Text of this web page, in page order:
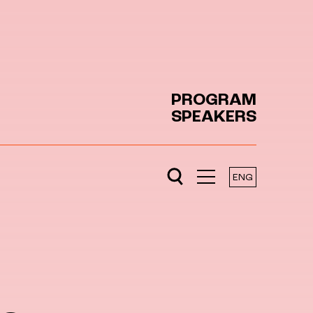
PROGRAM
SPEAKERS
ENG